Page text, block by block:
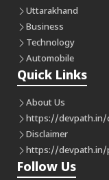
Uttarakhand
Business
Technology
Automobile
Quick Links
About Us
https://devpath.in/
Disclaimer
https://devpath.in/
Follow Us